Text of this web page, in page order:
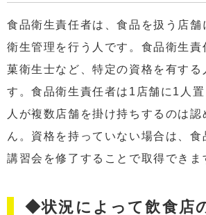
食品衛生責任者は、食品を扱う店舗
衛生管理を行う人です。食品衛生責
菓衛生士など、特定の資格を有する
す。食品衛生責任者は1店舗に1人
人が複数店舗を掛け持ちするのは
ん。資格を持っていない場合は、
講習会を修了することで取得できま
◆状況によって飲食店